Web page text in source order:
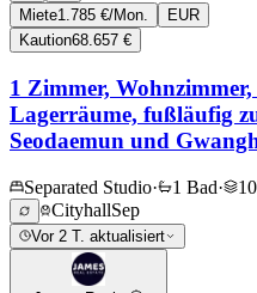
Miete1.785 €/Mon.
EUR
Kaution68.657 €
1 Zimmer,
Lagerräume, fußläufig
Seodaemun und
Separated Studio· 1 Bad·
CityhallSep
Vor 2 T. aktualisiert